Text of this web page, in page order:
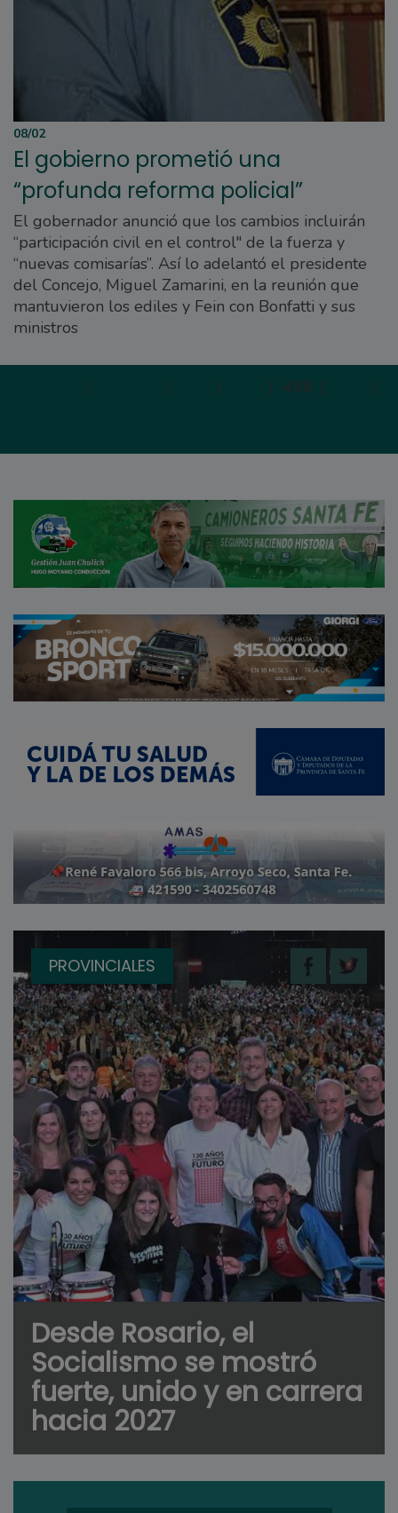
08/02
El gobierno prometió una
“profunda reforma policial”
El gobernador anunció que los cambios incluirán
“participación civil en el control" de la fuerza y
“nuevas comisarías”. Así lo adelantó el presidente
del Concejo, Miguel Zamarini, en la reunión que
mantuvieron los ediles y Fein con Bonfatti y sus
ministros
| | | | 458 | |
PROVINCIALES
Desde Rosario, el
Socialismo se mostró
fuerte, unido y en carrera
hacia 2027